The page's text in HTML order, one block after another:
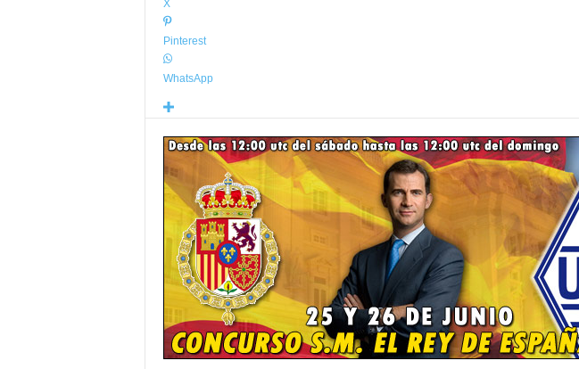
X
Pinterest
WhatsApp